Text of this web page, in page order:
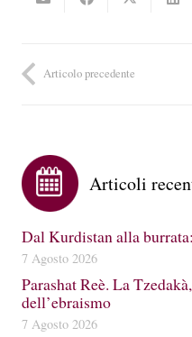
Articolo precedente
Articoli
Dal Kurdistan alla
7 Agosto 2026
Parashat Reè. La
dell’ebraismo
7 Agosto 2026